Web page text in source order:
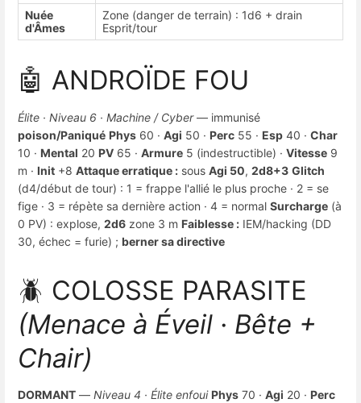
Nuée
d'Âmes
Zone (danger de terrain) : 1d6 + drain
Esprit/tour
🤖 ANDROÏDE FOU
Élite · Niveau 6 · Machine / Cyber— immunisé
poison/Paniqué Phys 60 · Agi 50 · Perc 55 · Esp 40 · Char
10 · Mental 20 PV 65 · Armure 5 (indestructible) · Vitesse 9
m · Init +8 Attaque erratique : sous Agi 50, 2d8+3 Glitch
(d4/début de tour) : 1 = frappe l'allié le plus proche · 2 = se
fige · 3 = répète sa dernière action · 4 = normal Surcharge (à
0 PV) : explose, 2d6 zone 3 m Faiblesse : IEM/hacking (DD
30, échec = furie) ; berner sa directive
🪲 COLOSSE PARASITE
(Menace à Éveil · Bête +
Chair)
DORMANT — Niveau 4 · Élite enfoui Phys 70 · Agi 20 · Perc